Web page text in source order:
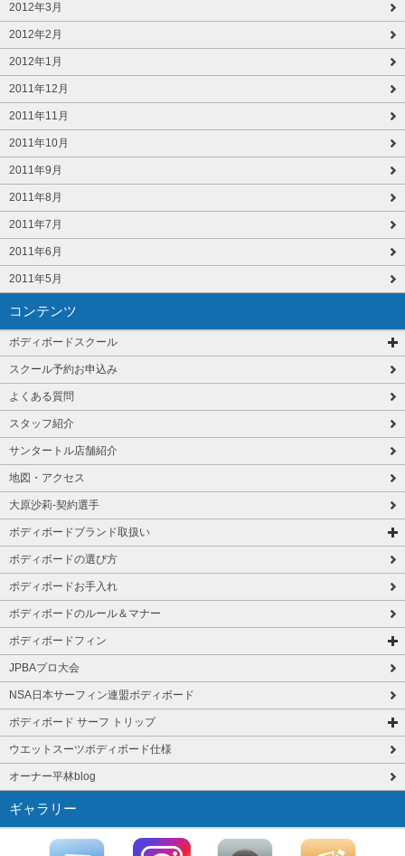
2012年3月
2012年2月
2012年1月
2011年12月
2011年11月
2011年10月
2011年9月
2011年8月
2011年7月
2011年6月
2011年5月
コンテンツ
ボディボードスクール
スクール予約お申込み
よくある質問
スタッフ紹介
サンタートル店舗紹介
地図・アクセス
大原沙莉-契約選手
ボディボードブランド取扱い
ボディボードの選び方
ボディボードお手入れ
ボディボードのルール＆マナー
ボディボードフィン
JPBAプロ大会
NSA日本サーフィン連盟ボディボード
ボディボード サーフ トリップ
ウエットスーツボディボード仕様
オーナー平林blog
ギャラリー